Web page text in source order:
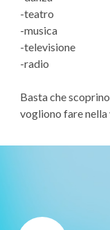
-teatro
-musica
-televisione
-radio
Basta che
vogliono fare